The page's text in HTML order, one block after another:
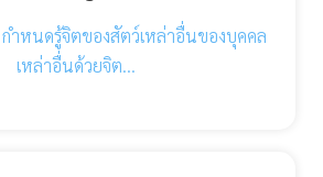
ำหนดรู้จิตของสัตว์เหล่าอื่นของบุคคล
เหล่าอื่นด้วยจิต…